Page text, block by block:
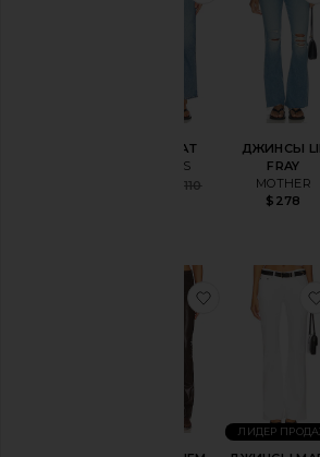
БУТКАТ
LEVI'S
Sale price:
Previous price:
$110
ДЖИНСЫ LIL
FRAY
MOTHER
$278
ЛИДЕР